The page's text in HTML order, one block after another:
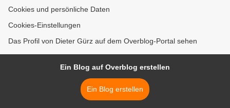
Cookies und persönliche Daten
Cookies-Einstellungen
Das Profil von Dieter Gürz auf dem Overblog-Portal sehen
Ein Blog auf Overblog erstellen
Ein Blog erstellen